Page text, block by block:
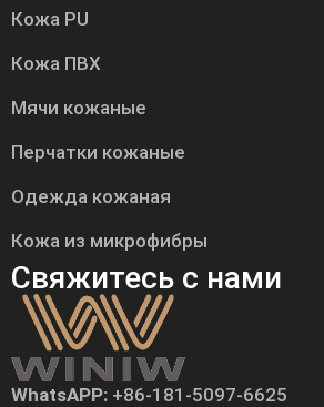
Кожа PU
Кожа ПВХ
Мячи кожаные
Перчатки кожаные
Одежда кожаная
Кожа из микрофибры
Свяжитесь с нами
WhatsAPP: +86-181-5097-6625